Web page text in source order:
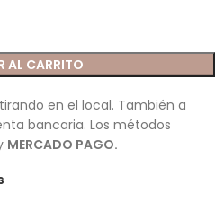
AL CARRITO
en el local. También a
bancaria. Los métodos
MERCADO PAGO.